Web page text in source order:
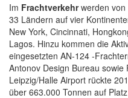
Im Frachtverkehrwerden
33 Ländern auf vier
New York, Cincinnati,
Lagos. Hinzu kommen die
eingesetzten AN-124 -
Antonov Design Bureau
Leipzig/Halle Airport rückte
über 663.000 Tonnen auf